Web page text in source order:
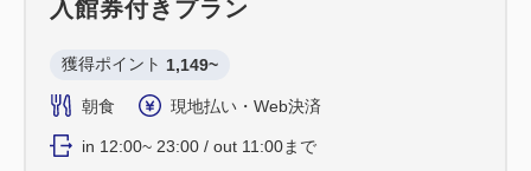
入館券付きプラン
獲得ポイント 1,149~
朝食 現地払い・Web決済
in 12:00~ 23:00 / out 11:00まで